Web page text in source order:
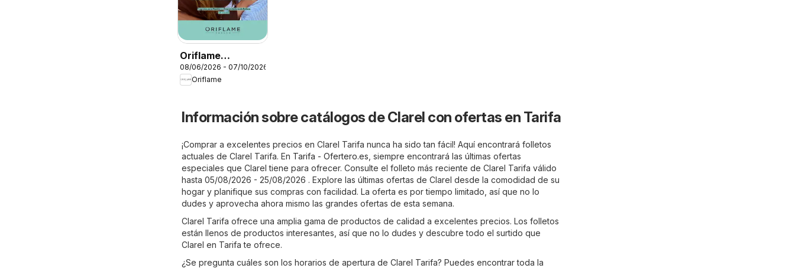
Oriflame
Catálogo Beauty
Rewards
08/06/2026 - 07/10/2026
Oriflame
Información sobre catálogos de Clarel con ofertas en Tarifa
¡Comprar a excelentes precios en Clarel Tarifa nunca ha sido tan fácil! Aquí encontrará folletos
actuales de Clarel Tarifa. En Tarifa - Ofertero.es , siempre encontrará las últimas ofertas
especiales que Clarel tiene para ofrecer. Consulte el folleto más reciente de Clarel Tarifa válido
hasta 05/08/2026 - 25/08/2026 . Explore las últimas ofertas de Clarel desde la comodidad de su
hogar y planifique sus compras con facilidad. La oferta es por tiempo limitado, así que no lo
dudes y aprovecha ahora mismo las grandes ofertas de esta semana.
Clarel Tarifa ofrece una amplia gama de productos de calidad a excelentes precios. Los folletos
están llenos de productos interesantes, así que no lo dudes y descubre todo el surtido que
Clarel en Tarifa te ofrece.
¿Se pregunta cuáles son los horarios de apertura de Clarel Tarifa? Puedes encontrar toda la